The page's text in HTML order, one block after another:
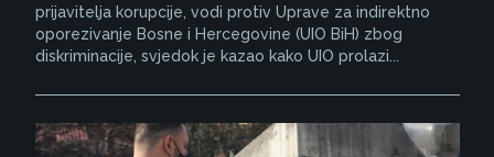
prijavitelja korupcije, vodi protiv Uprave za indirektno
oporezivanje Bosne i Hercegovine (UIO BiH) zbog
diskriminacije, svjedok je kazao kako UIO prolazi...